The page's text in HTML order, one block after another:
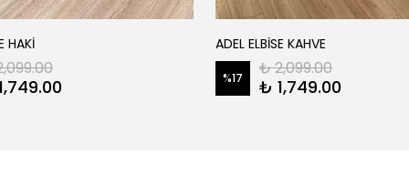
HAKİ ADEL ELBİSE KAHVE
%17 ₺ 2,099.00
₺ 1,749.00